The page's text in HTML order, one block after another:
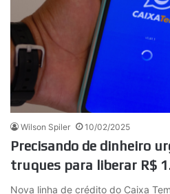
Wilson Spiler 10/02/2025
Precisando de dinheiro
truques para liberar R$
Nova linha de crédito do Caixa